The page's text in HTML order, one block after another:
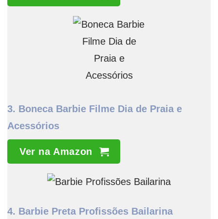
3. Boneca Barbie Filme Dia de Praia e
Acessórios
Ver na Amazon
4. Barbie Preta Profissões Bailarina